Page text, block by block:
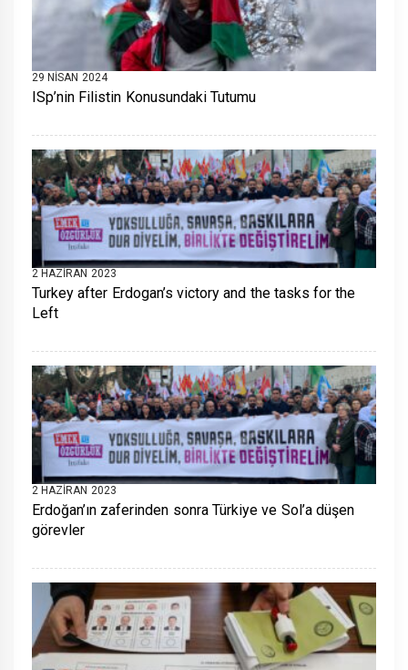
29 NISAN 2024
ISp’nin Filistin Konusundaki Tutumu
2 HAZIRAN 2023
Turkey after Erdogan’s victory and the tasks for the
Left
2 HAZIRAN 2023
Erdoğan’ın zaferinden sonra Türkiye ve Sol’a düşen
görevler